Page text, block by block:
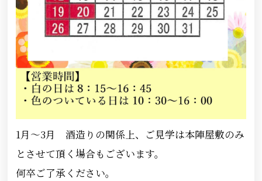
1月～3月 酒造りの関係上、ご見学は本陣屋敷のみ
とさせて頂く場合もございます。
何卒ご了承ください。